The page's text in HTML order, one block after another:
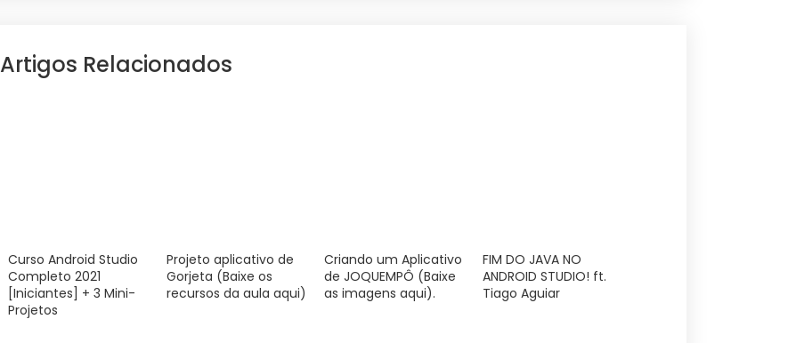
Artigos Relacionados
Curso Android Studio
Completo 2021
[Iniciantes] + 3 Mini-
Projetos
Projeto aplicativo de
Gorjeta (Baixe os
recursos da aula aqui)
Criando um Aplicativo
de JOQUEMPÔ (Baixe
as imagens aqui).
FIM DO JAVA NO
ANDROID STUDIO! ft.
Tiago Aguiar